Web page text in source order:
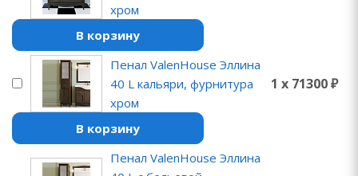
хром
В корзину
Пенал ValenHouse Эллина
40 L кальяри, фурнитура
хром
1 x 71300 ₽
В корзину
Пенал ValenHouse Эллина